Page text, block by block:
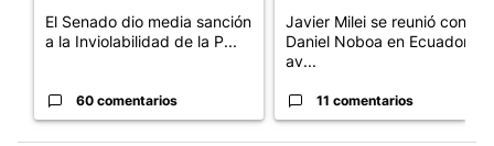
El Senado dio media sanción
a la Inviolabilidad de la P...
60 comentarios
Javier Milei se reunió con
Daniel Noboa en Ecuador y
av...
11 comentarios